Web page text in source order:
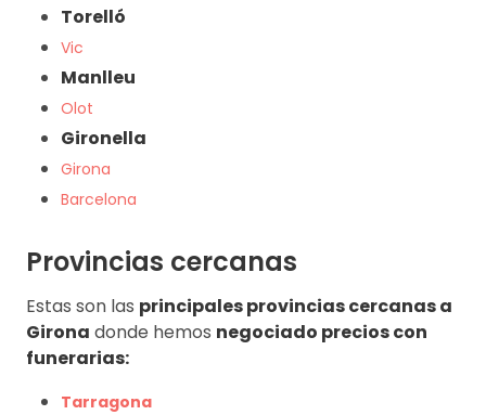
Torelló
Vic
Manlleu
Olot
Gironella
Girona
Barcelona
Provincias cercanas
Estas son las principales provincias cercanas a
Girona donde hemos negociado precios con
funerarias:
Tarragona